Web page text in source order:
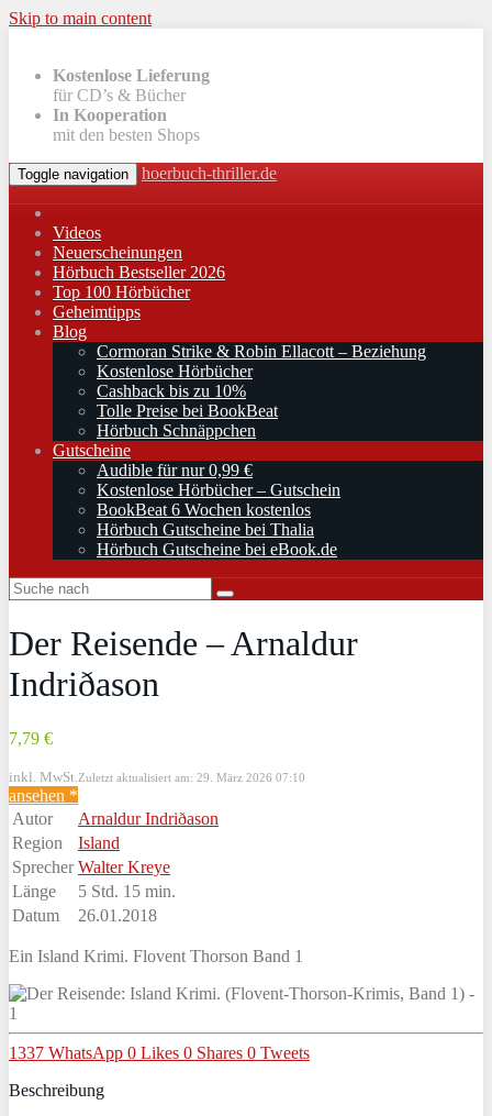
Skip to main content
Kostenlose Lieferung
für CD’s & Bücher
In Kooperation
mit den besten Shops
Toggle navigation hoerbuch-thriller.de
Videos
Neuerscheinungen
Hörbuch Bestseller 2026
Top 100 Hörbücher
Geheimtipps
Blog
Cormoran Strike & Robin Ellacott – Beziehung
Kostenlose Hörbücher
Cashback bis zu 10%
Tolle Preise bei BookBeat
Hörbuch Schnäppchen
Gutscheine
Audible für nur 0,99 €
Kostenlose Hörbücher – Gutschein
BookBeat 6 Wochen kostenlos
Hörbuch Gutscheine bei Thalia
Hörbuch Gutscheine bei eBook.de
Der Reisende – Arnaldur
Indriðason
7,79 €
inkl. MwSt. Zuletzt aktualisiert am: 29. März 2026 07:10
ansehen *
Autor
Arnaldur Indriðason
Region
Island
Sprecher Walter Kreye
Länge
5 Std. 15 min.
Datum
26.01.2018
Ein Island Krimi. Flovent Thorson Band 1
1337 WhatsApp 0 Likes 0 Shares 0 Tweets
Beschreibung